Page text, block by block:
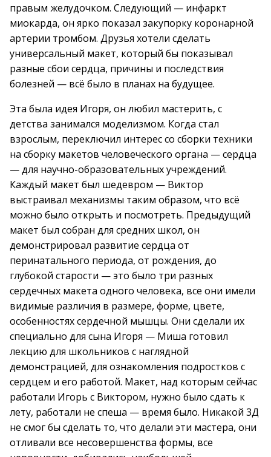
правым желудочком. Следующий — инфаркт
миокарда, он ярко показал закупорку коронарной
артерии тромбом. Друзья хотели сделать
универсальный макет, который бы показывал
разные сбои сердца, причины и последствия
болезней — всё было в планах на будущее.
Эта была идея Игоря, он любил мастерить, с
детства занимался моделизмом. Когда стал
взрослым, переключил интерес со сборки техники
на сборку макетов человеческого органа — сердца
— для научно-образовательных учреждений.
Каждый макет был шедевром — Виктор
выстраивал механизмы таким образом, что всё
можно было открыть и посмотреть. Предыдущий
макет был собран для средних школ, он
демонстрировал развитие сердца от
перинатального периода, от рождения, до
глубокой старости — это было три разных
сердечных макета одного человека, все они имели
видимые различия в размере, форме, цвете,
особенностях сердечной мышцы. Они сделали их
специально для сына Игоря — Миша готовил
лекцию для школьников с наглядной
демонстрацией, для ознакомления подростков с
сердцем и его работой. Макет, над которым сейчас
работали Игорь с Виктором, нужно было сдать к
лету, работали не спеша — время было. Никакой 3Д
не смог бы сделать то, что делали эти мастера, они
отливали все несовершенства формы, все